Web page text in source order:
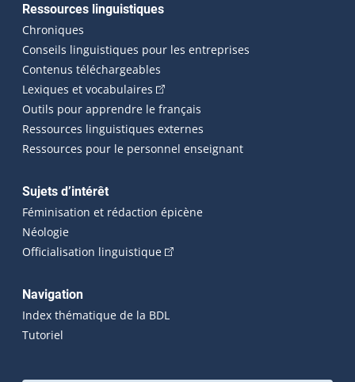
Ressources linguistiques
Chroniques
Conseils linguistiques pour les entreprises
Contenus téléchargeables
Lexiques et vocabulaires (Cet hyperlien externe s'ouvrira
Outils pour apprendre le français
Ressources linguistiques externes
Ressources pour le personnel enseignant
Sujets d’intérêt
Féminisation et rédaction épicène
Néologie
Officialisation linguistique(Cet hyperlien externe s'ouvrira
Navigation
Index thématique de la BDL
Tutoriel